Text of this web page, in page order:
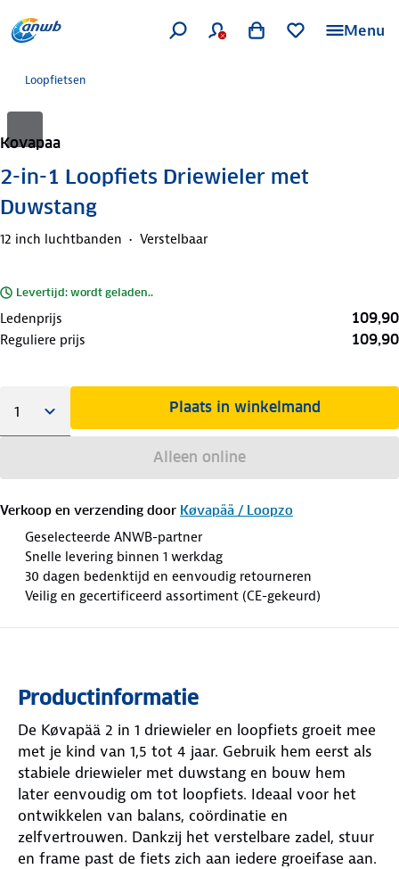
Menu
Loopfietsen
Kovapaa
2-in-1 Loopfiets Driewieler met
Duwstang
12 inch luchtbanden Verstelbaar
Levertijd: wordt geladen..
Ledenprijs 109,90
Reguliere prijs 109,90
Plaats in winkelmand
Alleen online
Verkoop en verzending door Køvapää / Loopzo
Geselecteerde ANWB-partner
Snelle levering binnen 1 werkdag
30 dagen bedenktijd en eenvoudig retourneren
Veilig en gecertificeerd assortiment (CE-gekeurd)
Productinformatie
De Køvapää 2 in 1 driewieler en loopfiets groeit mee
met je kind van 1,5 tot 4 jaar. Gebruik hem eerst als
stabiele driewieler met duwstang en bouw hem
later eenvoudig om tot loopfiets. Ideaal voor het
ontwikkelen van balans, coördinatie en
zelfvertrouwen. Dankzij het verstelbare zadel, stuur
en frame past de fiets zich aan iedere groeifase aan.